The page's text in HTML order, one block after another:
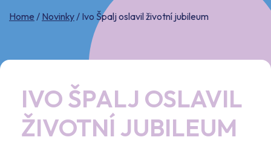
Home / Novinky/ Ivo Špalj oslavil životní jubileum
IVO ŠPALJ OSLAVIL
ŽIVOTNÍ JUBILEUM